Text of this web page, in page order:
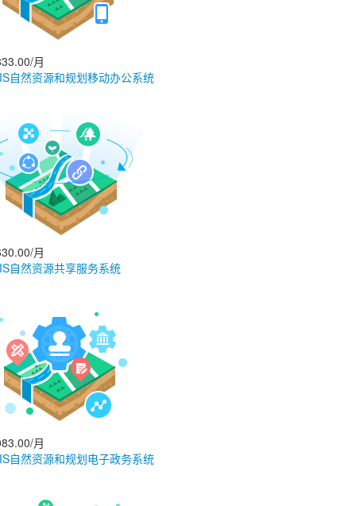
月
自然资源和规划移动办公系统
月
自然资源共享服务系统
月
自然资源和规划电子政务系统